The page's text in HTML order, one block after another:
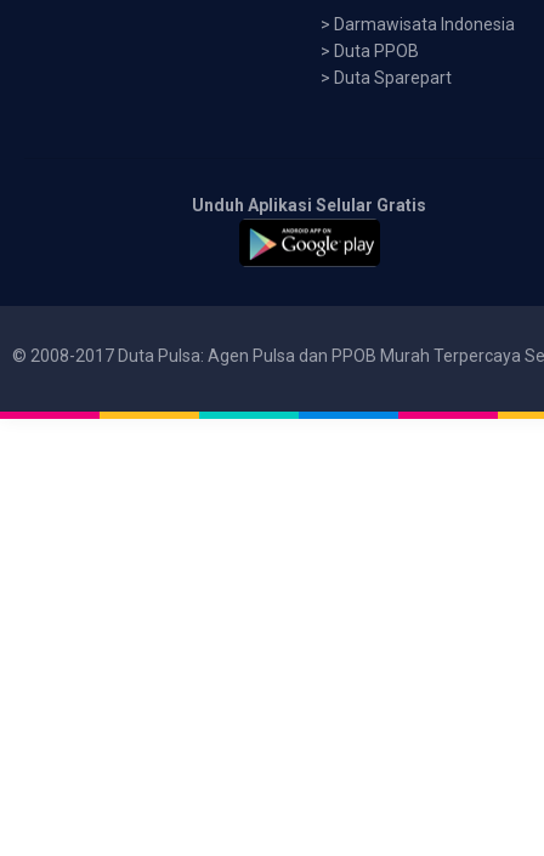
> Darmawisata Indonesia
> Duta PPOB
> Duta Sparepart
Unduh Aplikasi Selular Gratis
© 2008-2017 Duta Pulsa: Agen Pulsa dan PPOB Murah Terpercaya